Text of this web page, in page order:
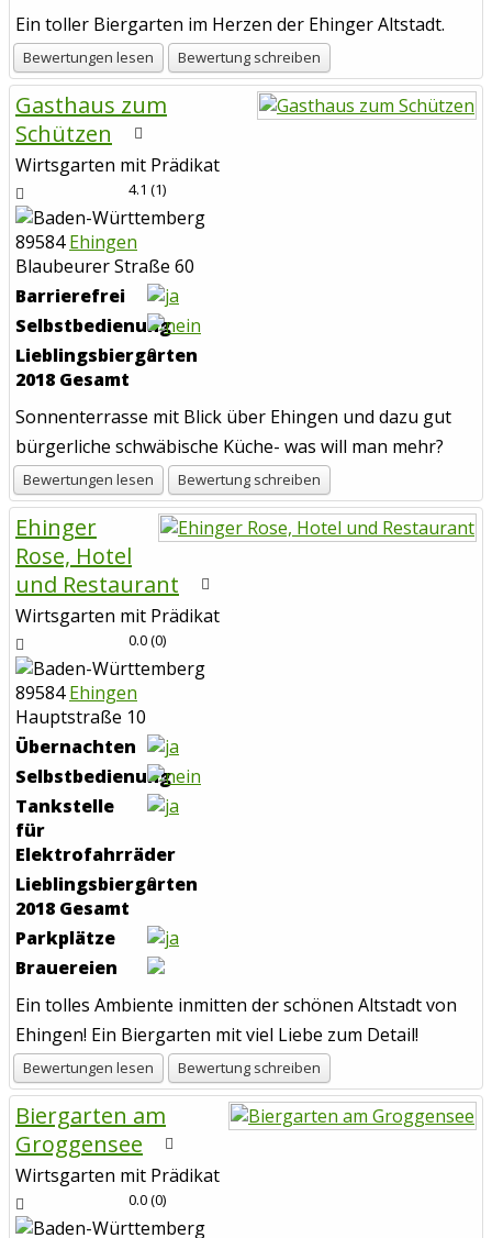
Ein toller Biergarten im Herzen der Ehinger Altstadt.
Bewertungen lesen Bewertung schreiben
Gasthaus zum
Schützen
Wirtsgarten mit Prädikat
4.1 (1)
89584Ehingen
Blaubeurer Straße 60
Barrierefrei
Selbstbedienung
Lieblingsbiergarten
2018 Gesamt
0
Sonnenterrasse mit Blick über Ehingen und dazu gut
bürgerliche schwäbische Küche- was will man mehr?
Bewertungen lesen Bewertung schreiben
Ehinger
Rose, Hotel
und Restaurant
Wirtsgarten mit Prädikat
0.0(0)
89584Ehingen
Hauptstraße 10
Übernachten
Selbstbedienung
Tankstelle
für
Elektrofahrräder
Lieblingsbiergarten
2018 Gesamt
0
Parkplätze
Brauereien
Ein tolles Ambiente inmitten der schönen Altstadt von
Ehingen! Ein Biergarten mit viel Liebe zum Detail!
Bewertungen lesen Bewertung schreiben
Biergarten am
Groggensee
Wirtsgarten mit Prädikat
0.0(0)